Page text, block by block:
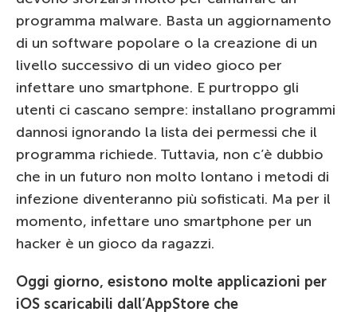
programma malware. Basta un aggiornamento
di un software popolare o la creazione di un
livello successivo di un video gioco per
infettare uno smartphone. E purtroppo gli
utenti ci cascano sempre: installano programmi
dannosi ignorando la lista dei permessi che il
programma richiede. Tuttavia, non c’è dubbio
che in un futuro non molto lontano i metodi di
infezione diventeranno più sofisticati. Ma per il
momento, infettare uno smartphone per un
hacker è un gioco da ragazzi.
Oggi giorno, esistono molte applicazioni per
iOS scaricabili dall’AppStore che